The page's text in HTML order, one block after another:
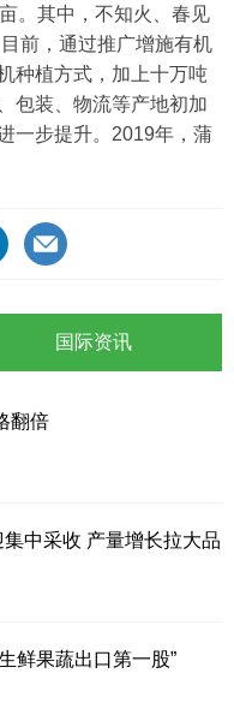
。其中，不知火、春见
前，通过推广增施有机
种植方式，加上十万吨
包装、物流等产地初加
一步提升。2019年，蒲
翻倍
中采收 产量增长拉大品
鲜果蔬出口第一股”
国际资讯